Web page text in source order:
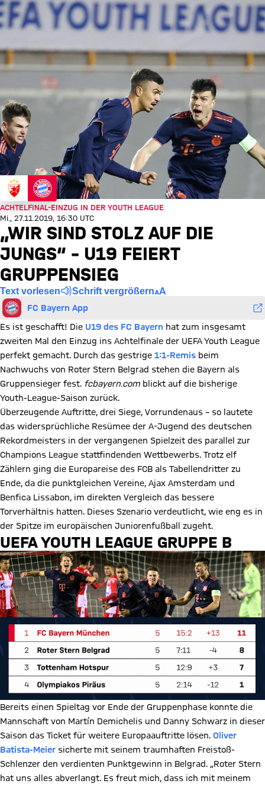
ACHTELFINAL-EINZUG IN DER YOUTH LEAGUE
Mi., 27.11.2019, 16:30 UTC
„WIR SIND STOLZ AUF DIE
JUNGS“ – U19 FEIERT
GRUPPENSIEG
Text vorlesen Schrift vergrößern
FC Bayern App
Es ist geschafft! Die U19 des FC Bayern hat zum insgesamt
zweiten Mal den Einzug ins Achtelfinale der UEFA Youth League
perfekt gemacht. Durch das gestrige 1:1-Remis beim
Nachwuchs von Roter Stern Belgrad stehen die Bayern als
Gruppensieger fest. fcbayern.com blickt auf die bisherige
Youth-League-Saison zurück.
Überzeugende Auftritte, drei Siege, Vorrundenaus – so lautete
das widersprüchliche Resümee der A-Jugend des deutschen
Rekordmeisters in der vergangenen Spielzeit des parallel zur
Champions League stattfindenden Wettbewerbs. Trotz elf
Zählern ging die Europareise des FCB als Tabellendritter zu
Ende, da die punktgleichen Vereine, Ajax Amsterdam und
Benfica Lissabon, im direkten Vergleich das bessere
Torverhältnis hatten. Dieses Szenario verdeutlicht, wie eng es in
der Spitze im europäischen Juniorenfußball zugeht.
UEFA YOUTH LEAGUE GRUPPE B
Bereits einen Spieltag vor Ende der Gruppenphase konnte die
Mannschaft von Martín Demichelis und Danny Schwarz in dieser
Saison das Ticket für weitere Europaauftritte lösen. Oliver
Batista-Meier sicherte mit seinem traumhaften Freistoß-
Schlenzer den verdienten Punktgewinn in Belgrad. „Roter Stern
hat uns alles abverlangt. Es freut mich, dass ich mit meinem